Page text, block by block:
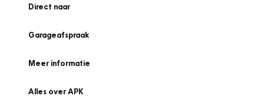
Direct naar
Garageafspraak
Meer informatie
Alles over APK